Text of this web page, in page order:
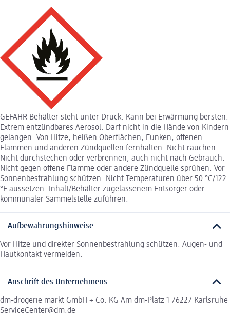
GEFAHR Behälter steht unter Druck: Kann bei Erwärmung bersten.
Extrem entzündbares Aerosol. Darf nicht in die Hände von Kindern
gelangen. Von Hitze, heißen Oberflächen, Funken, offenen
Flammen und anderen Zündquellen fernhalten. Nicht rauchen.
Nicht durchstechen oder verbrennen, auch nicht nach Gebrauch.
Nicht gegen offene Flamme oder andere Zündquelle sprühen. Vor
Sonnenbestrahlung schützen. Nicht Temperaturen über 50 °C/122
°F aussetzen. Inhalt/Behälter zugelassenem Entsorger oder
kommunaler Sammelstelle zuführen.
Aufbewahrungshinweise
Vor Hitze und direkter Sonnenbestrahlung schützen. Augen- und
Hautkontakt vermeiden.
Anschrift des Unternehmens
dm-drogerie markt GmbH + Co. KG Am dm-Platz 1 76227 Karlsruhe
ServiceCenter@dm.de